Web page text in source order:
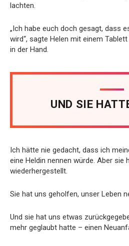
lachten.
„Ich habe euch doch gesagt, dass
wird“, sagte Helen mit einem
in der Hand.
UND SIE
Ich hätte nie gedacht, dass ich
eine Heldin nennen würde. Aber sie
wiederhergestellt.
Sie hat uns geholfen, unser Leben
Und sie hat uns etwas
mehr geglaubt hatte – einen